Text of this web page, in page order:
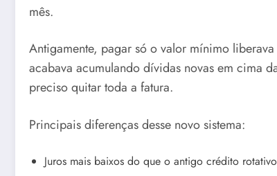
mês.
Antigamente, pagar só o valor mínimo
acabava acumulando dívidas novas em cima
preciso quitar toda a fatura.
Principais diferenças desse novo sistema:
Juros mais baixos do que o antigo crédito rotativo